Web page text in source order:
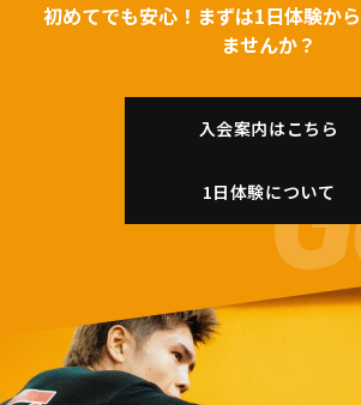
初めてでも安心！まずは1日体験か
ませんか？
入会案内はこちら
1日体験について